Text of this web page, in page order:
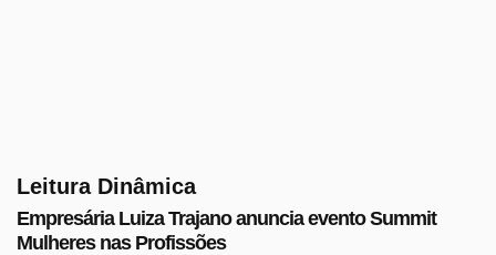
Leitura Dinâmica
Empresária Luiza Trajano anuncia evento Summit
Mulheres nas Profissões